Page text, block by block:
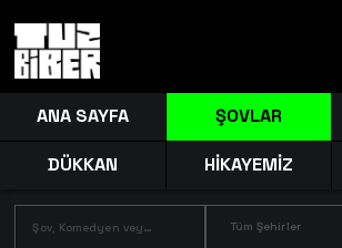
ANA SAYFA ŞOVLAR
DÜKKAN HİKAYEMİZ
Tüm Şehirler